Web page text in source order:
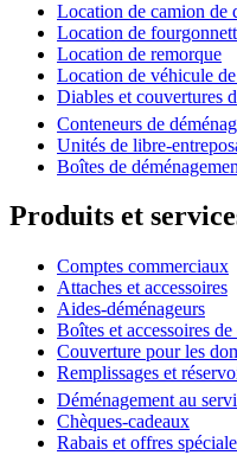
Location de camion de
Location de
Location de remorque
Location de véhicule
Diables et couvertures
Conteneurs de
Unités de libre-
Boîtes de
Produits et
Comptes commerciaux
Attaches et accessoires
Aides-déménageurs
Boîtes et accessoires
Couverture pour les
Remplissages et
Déménagement au
Chèques-cadeaux
Rabais et offres